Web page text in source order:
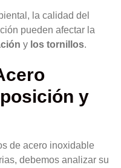
la calidad del
pueden afectar la
y los tornillos.
y
de acero inoxidable
debemos analizar su